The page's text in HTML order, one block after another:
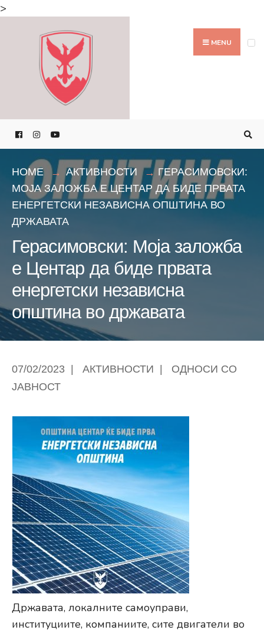
>
MENU
HOME АКТИВНОСТИ
ГЕРАСИМОВСКИ:
МОЈА ЗАЛОЖБА Е ЦЕНТАР ДА БИДЕ ПРВАТА
ЕНЕРГЕТСКИ НЕЗАВИСНА ОПШТИНА ВО
ДРЖАВАТА
Герасимовски: Моја заложба
е Центар да биде првата
енергетски независна
општина во државата
07/02/2023 АКТИВНОСТИ
ОДНОСИ СО
ЈАВНОСТ
Државата, локалните самоуправи,
институциите, компаниите, сите двигатели во